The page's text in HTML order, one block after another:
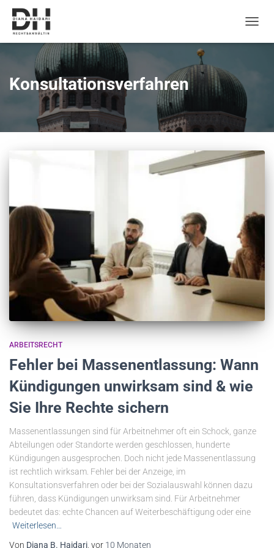
Konsultationsverfahren
ARBEITSRECHT
Fehler bei Massenentlassung: Wann
Kündigungen unwirksam sind & wie
Sie Ihre Rechte sichern
Massenentlassungen sind für Arbeitnehmer oft ein Schock, ganze
Abteilungen oder Standorte werden geschlossen, hunderte
Kündigungen ausgesprochen. Doch nicht jede Massenentlassung
ist rechtlich wirksam. Fehler bei der Anzeige, im
Konsultationsverfahren oder bei der Sozialauswahl können dazu
führen, dass Kündigungen unwirksam sind. Für Arbeitnehmer
bedeutet das: echte Chancen auf Weiterbeschäftigung oder eine
Weiterlesen…
Von Diana B. Haidari , vor 10 Monaten